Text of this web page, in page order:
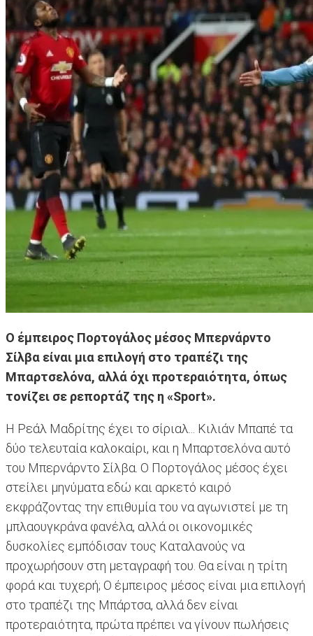
Ο έμπειρος Πορτογάλος μέσος Μπερνάρντο
Σίλβα είναι μια επιλογή στο τραπέζι της
Μπαρτσελόνα, αλλά όχι προτεραιότητα, όπως
τονίζει σε ρεπορτάζ της η «Sport».
Η Ρεάλ Μαδρίτης έχει το σίριαλ... Κιλιάν Μπαπέ τα
δύο τελευταία καλοκαίρι, και η Μπαρτσελόνα αυτό
του Μπερνάρντο Σίλβα. Ο Πορτογάλος μέσος έχει
στείλει μηνύματα εδώ και αρκετό καιρό
εκφράζοντας την επιθυμία του να αγωνιστεί με τη
μπλαουγκράνα φανέλα, αλλά οι οικονομικές
δυσκολίες εμπόδισαν τους Καταλανούς να
προχωρήσουν στη μεταγραφή του. Θα είναι η τρίτη
φορά και τυχερή; Ο έμπειρος μέσος είναι μια επιλογή
στο τραπέζι της Μπάρτσα, αλλά δεν είναι
προτεραιότητα, πρώτα πρέπει να γίνουν πωλήσεις